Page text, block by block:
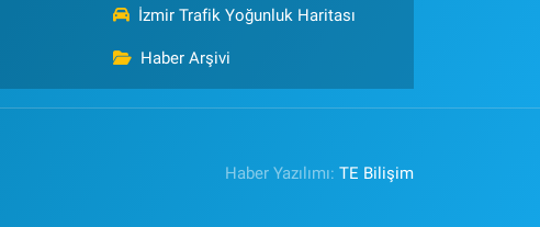
İzmir Trafik Yoğunluk Haritası
Haber Arşivi
Haber Yazılımı:TE Bilişim